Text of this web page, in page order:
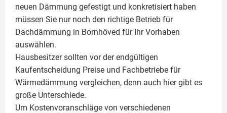
neuen Dämmung gefestigt und konkretisiert haben
müssen Sie nur noch den richtige Betrieb für
Dachdämmung in Bornhöved für Ihr Vorhaben
auswählen.
Hausbesitzer sollten vor der endgültigen
Kaufentscheidung Preise und Fachbetriebe für
Wärmedämmung vergleichen, denn auch hier gibt es
große Unterschiede.
Um Kostenvoranschläge von verschiedenen